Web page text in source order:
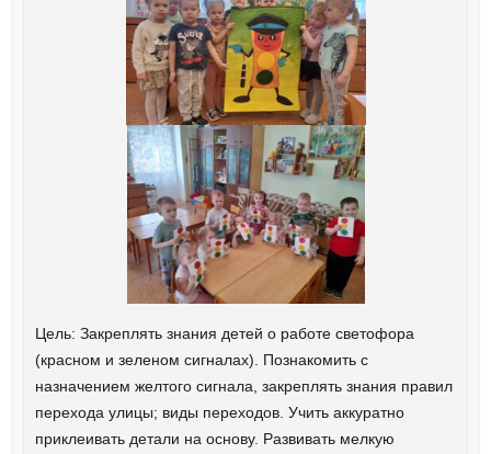
Цель: Закреплять знания детей о работе светофора
(красном и зеленом сигналах). Познакомить с
назначением желтого сигнала, закреплять знания правил
перехода улицы; виды переходов. Учить аккуратно
приклеивать детали на основу. Развивать мелкую